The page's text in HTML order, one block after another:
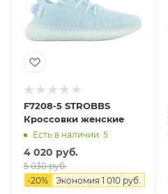
F7208-5 STROBBS
Кроссовки женские
Есть в наличии: 5
4 020 руб.
5 030 руб.
-20% Экономия 1 010 руб.